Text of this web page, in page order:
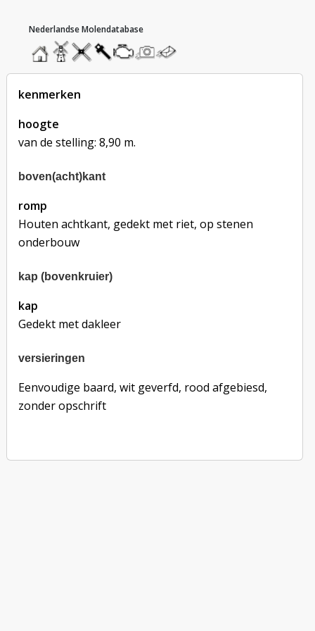
homemolendatabase
roedendatabase
assendatabase
motorendatabase
stuur
een
foto
stuur
een
bericht
kenmerken
hoogte
van de stelling: 8,90 m.
boven(acht)kant
romp
Houten achtkant, gedekt met riet, op stenen
onderbouw
kap (bovenkruier)
kap
Gedekt met dakleer
versieringen
versieringen
Eenvoudige baard, wit geverfd, rood afgebiesd,
zonder opschrift